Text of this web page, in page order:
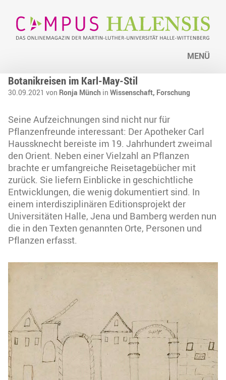
MENÜ
Botanikreisen im Karl-May-Stil
30.09.2021 von Ronja Münch in Wissenschaft, Forschung
Seine Aufzeichnungen sind nicht nur für
Pflanzenfreunde interessant: Der Apotheker Carl
Haussknecht bereiste im 19. Jahrhundert zweimal
den Orient. Neben einer Vielzahl an Pflanzen
brachte er umfangreiche Reisetagebücher mit
zurück. Sie liefern Einblicke in geschichtliche
Entwicklungen, die wenig dokumentiert sind. In
einem interdisziplinären Editionsprojekt der
Universitäten Halle, Jena und Bamberg werden nun
die in den Texten genannten Orte, Personen und
Pflanzen erfasst.